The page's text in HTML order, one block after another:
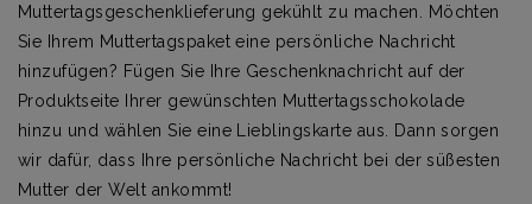
Muttertagsgeschenklieferung gekühlt zu machen. Möchten
Sie Ihrem Muttertagspaket eine persönliche Nachricht
hinzufügen? Fügen Sie Ihre Geschenknachricht auf der
Produktseite Ihrer gewünschten Muttertagsschokolade
hinzu und wählen Sie eine Lieblingskarte aus. Dann sorgen
wir dafür, dass Ihre persönliche Nachricht bei der süßesten
Mutter der Welt ankommt!